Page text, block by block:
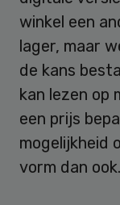
winkel een
lager, maar
de kans
kan lezen op
een prijs
mogelijkheid
vorm dan ook.